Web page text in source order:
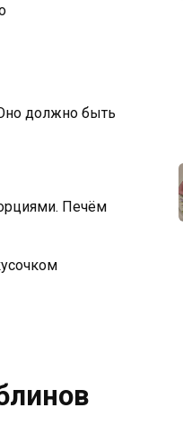
должно быть
Печём